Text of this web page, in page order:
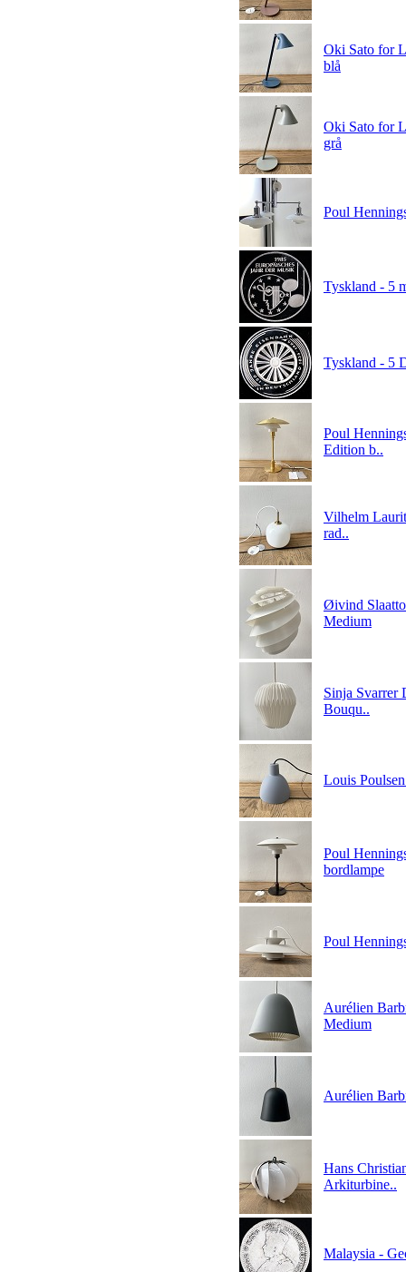
Oki Sato for
blå
Oki Sato for
grå
Poul
Tyskland - 5
Tyskland - 5
Poul
Edition b..
Vilhelm
rad..
Øivind
Medium
Sinja Svarrer
Bouqu..
Louis
Poul
bordlampe
Poul
Aurélien
Medium
Aurélien
Hans
Arkiturbine..
Malaysia -